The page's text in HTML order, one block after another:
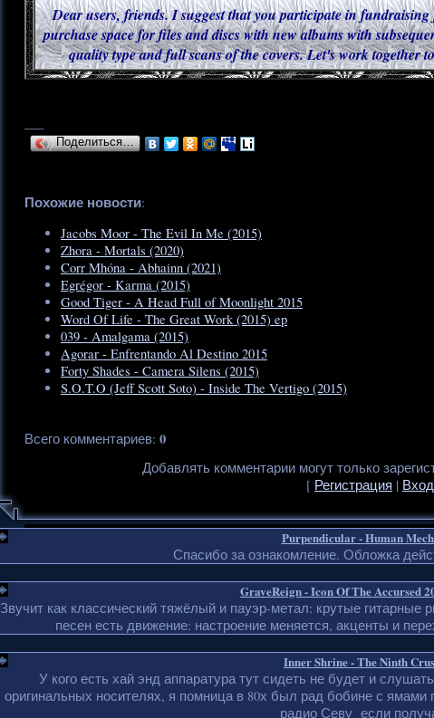
Dear users, friends. I suggest that you participate in
purchase space for files and discs with new albums with
quality type and full scans of the covers. Let's work together
Поделиться…
Похожие новости:
Jacobs Moor - The Evil In Me (2015)
Zhora - Mortals (2020)
Corr Mhóna - Abhainn (2021)
Egrégor - Karma (2015)
Good Tiger - A Head Full of Moonlight 2015
Word Of Life - The Great Work (2015) ep
039 - Amalgama (2015)
Agorar - Enfrentando Al Destino 2015
Forty Shades - Camera Silens (2015)
S.O.T.O (Jeff Scott Soto) - Inside The Vertigo (2015)
Всего комментариев: 0
Добавлять комментарии могут только
[ Регистрация | Вход
Purpendicular - Human
Спасибо за ознакомление. Обложка
GraveReign - Icon Of The Accursed
Звучит как классический тяжёлый и пауэр-метал: крутые
песен есть движение: настроение меняется, акценты и
Inner Shrine - The Ninth
У кого есть хай энд аппаратура тут сидеть не будет и
оригинальных носителях, я помница в 80х был рад бобине с
радио Севу если